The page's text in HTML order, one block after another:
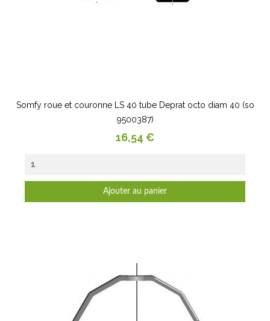
Somfy roue et couronne LS 40 tube Deprat octo diam 40 (so
9500387)
Prix
16,54 €
Ajouter au panier